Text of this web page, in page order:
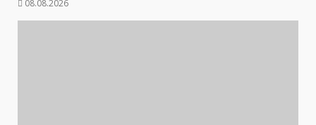
08.08.2026